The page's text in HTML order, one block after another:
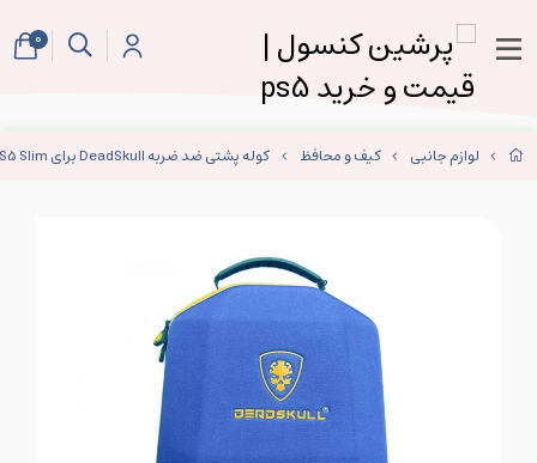
لوازم جانبی کیف و محافظ کوله پشتی ضد ضربه DeadSkull برای PS5 Slim
0